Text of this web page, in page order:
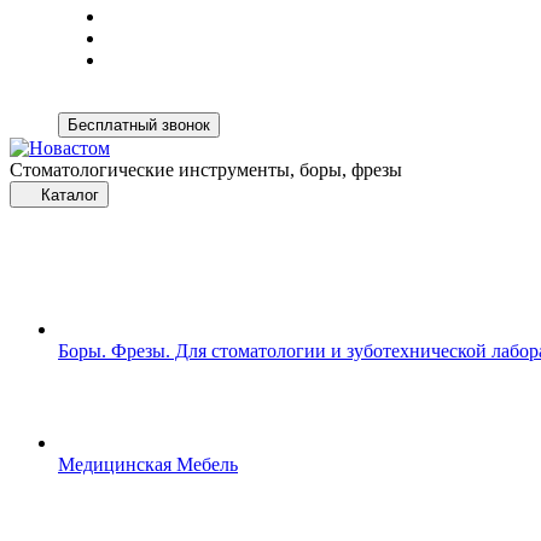
Бесплатный звонок
Стоматологические инструменты, боры, фрезы
Каталог
Боры. Фрезы. Для стоматологии и зуботехнической
Медицинская Мебель